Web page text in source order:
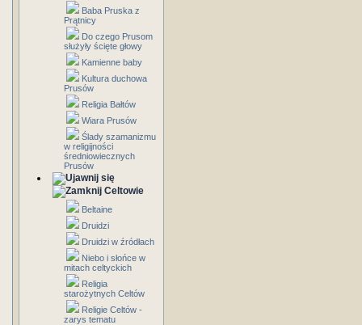
Baba Pruska z
Prątnicy
Do czego Prusom
służyły ścięte głowy
Kamienne baby
Kultura duchowa
Prusów
Religia Bałtów
Wiara Prusów
Ślady szamanizmu
w religijności
średniowiecznych
Prusów
Celtowie
Beltaine
Druidzi
Druidzi w źródłach
Niebo i słońce w
mitach celtyckich
Religia
starożytnych Celtów
Religie Celtów -
zarys tematu